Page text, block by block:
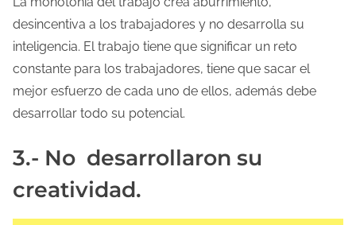
desincentiva a los trabajadores y no desarrolla su
inteligencia. El trabajo tiene que significar un reto
constante para los trabajadores, tiene que sacar el
mejor esfuerzo de cada uno de ellos, además debe
desarrollar todo su potencial.
3.- No desarrollaron su
creatividad.